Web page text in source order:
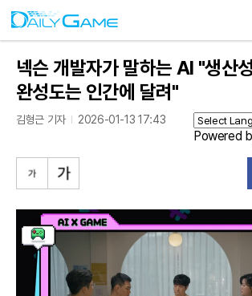
넥슨 개발자가 말하는 AI "생산
완성도는 인간에 달려"
김형근 기자 2026-01-13 17:43
Powered